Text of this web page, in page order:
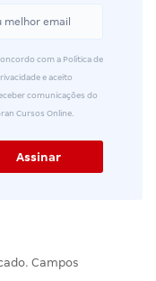
com a Política de
e aceito
comunicações do
Cursos Online.
Campos